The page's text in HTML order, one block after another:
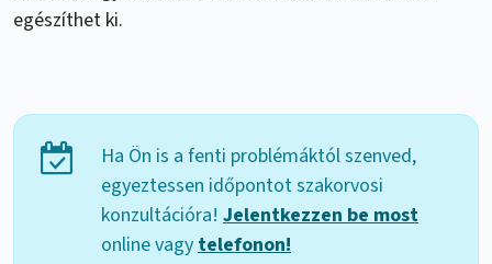
egészíthet ki.
Ha Ön is a fenti problémáktól szenved,
egyeztessen időpontot szakorvosi
konzultációra! Jelentkezzen be most
online vagy telefonon!